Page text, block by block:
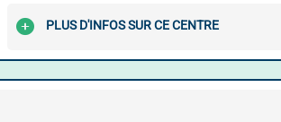
PLUS D'INFOS SUR CE CENTRE